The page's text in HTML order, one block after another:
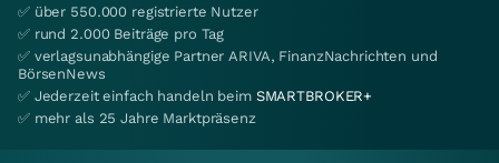
✅ über 550.000 registrierte Nutzer
✅ rund 2.000 Beiträge pro Tag
✅ verlagsunabhängige Partner ARIVA, FinanzNachrichten und
BörsenNews
✅ Jederzeit einfach handeln beim SMARTBROKER+
✅ mehr als 25 Jahre Marktpräsenz